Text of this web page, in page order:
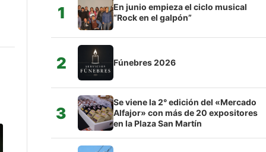
1
En junio empieza el ciclo musical
“Rock en el galpón”
2 Fúnebres 2026
3
Se viene la 2° edición del «Mercado
Alfajor» con más de 20 expositores
en la Plaza San Martín